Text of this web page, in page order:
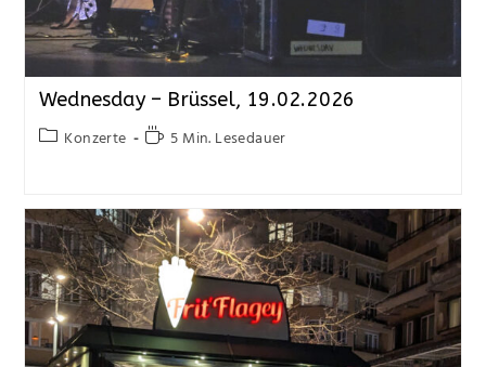
Wednesday – Brüssel, 19.02.2026
Konzerte 5 Min. Lesedauer